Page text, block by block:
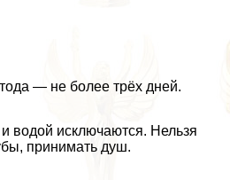
— не более трёх дней.
водой исключаются. Нельзя
принимать душ.